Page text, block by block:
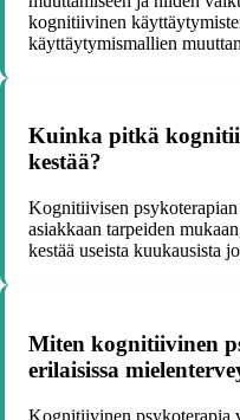
kognitiivinen
käyttäytymismallien
Kuinka pitkä
kestää?
Kognitiivisen
asiakkaan tarpeiden
kestää useista kuukausista
Miten kognitiivinen
erilaisissa
Kognitiivinen psykoterapia